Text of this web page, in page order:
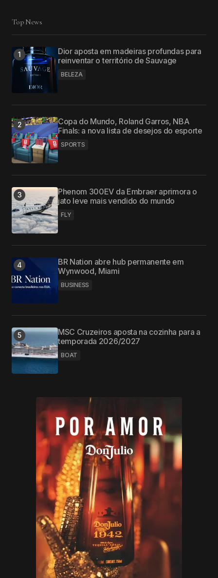
Top News
Dior aposta em madeiras profundas para
reinventar o território de Sauvage
BELEZA
Copa do Mundo, Roland Garros, NBA
Finals: a nova lista de desejos do esporte
SPORTS
Phenom 300EV da Embraer aprimora o
jato leve mais vendido do mundo
FLY
BR Nation abre hub permanente em
Wynwood, Miami
BUSINESS
MSC Cruzeiros aposta na cozinha para a
temporada 2026/2027
BOAT